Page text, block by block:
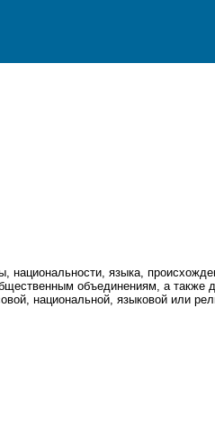
национальности, языка,
объединениям, а также
национальной, языковой или